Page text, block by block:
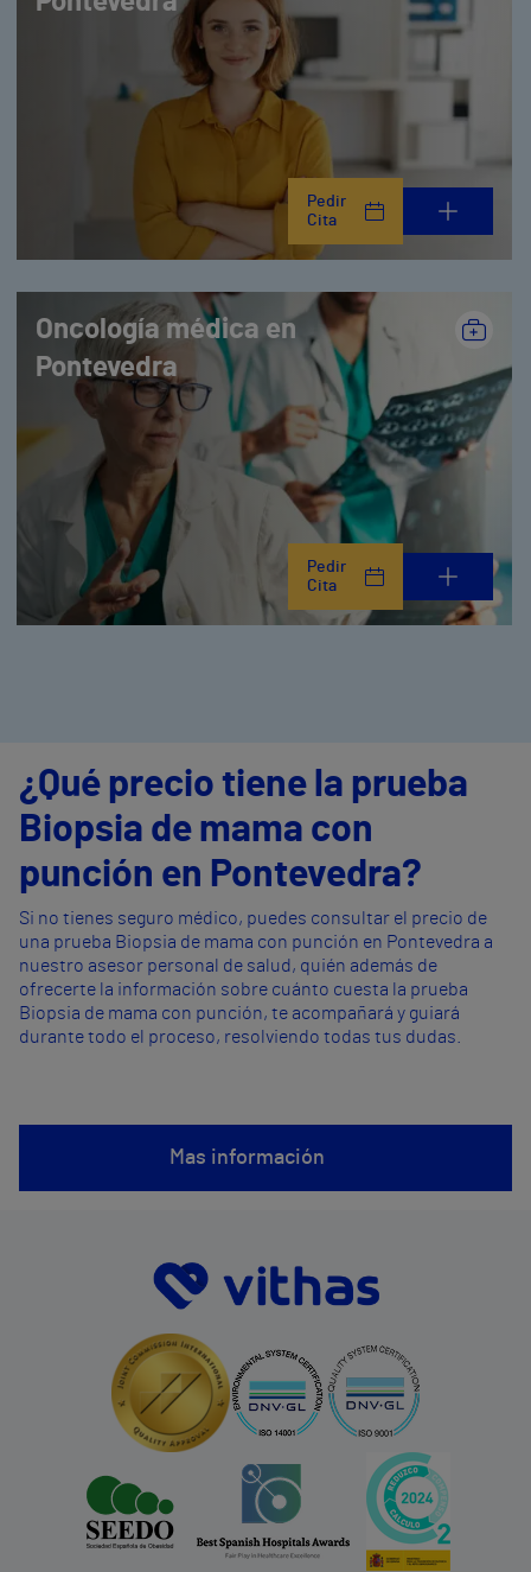
Pedir
Cita
Oncología médica en
Pontevedra
Pedir
Cita
¿Qué precio tiene la prueba
Biopsia de mama con
punción en Pontevedra?
Si no tienes seguro médico, puedes consultar el precio de
una prueba Biopsia de mama con punción en Pontevedra a
nuestro asesor personal de salud, quién además de
ofrecerte la información sobre cuánto cuesta la prueba
Biopsia de mama con punción, te acompañará y guiará
durante todo el proceso, resolviendo todas tus dudas.
Mas información